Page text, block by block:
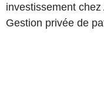
investissement
Gestion privée de